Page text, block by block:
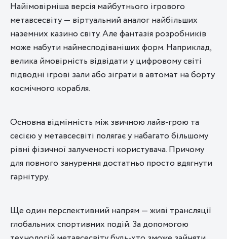
Найімовірніша версія майбутнього ігрового
метавсесвіту — віртуальний аналог найбільших
наземних казино світу. Але фантазія розробників
може набути найнесподіваніших форм. Наприклад,
велика ймовірність відвідати у цифровому світі
підводні ігрові зали або зіграти в автомат на борту
космічного корабля.
Основна відмінність між звичною лайв-грою та
сесією у метавсесвіті полягає у набагато більшому
рівні фізичної залученості користувача. Причому
для повного занурення достатньо просто вдягнути
гарнітуру.
Ще один перспективний напрям — живі трансляції
глобальних спортивних подій. За допомогою